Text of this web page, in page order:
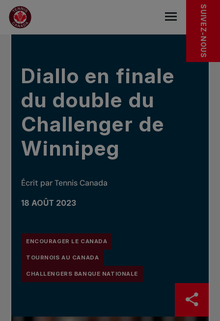
Sauter au menu principal
Sauter au contenu principal
Sauter au pied de page
DANS LES NOUVELLES SUIVEZ-NOUS
Diallo en finale
du double du
Challenger de
Winnipeg
Écrit par Tennis Canada
18 AOÛT 2023
ENCOURAGER LE CANADA
TOURNOIS AU CANADA
CHALLENGERS BANQUE NATIONALE